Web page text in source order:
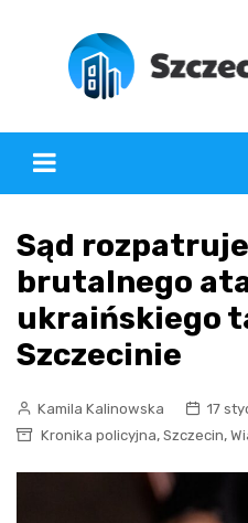
Sąd
brutalnego
ukraińskiego
Szczecinie
Kamila Kalinowska
17
Kronika policyjna, Szczecin,